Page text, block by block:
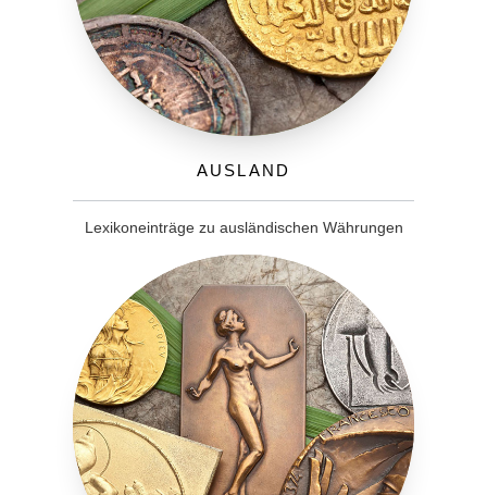
Ausland
Lexikoneinträge zu ausländischen Währungen